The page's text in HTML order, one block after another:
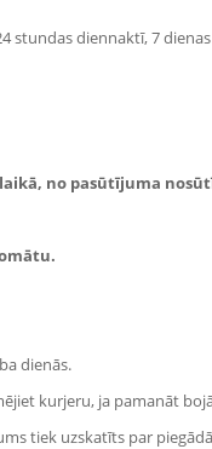
stundas diennaktī, 7
no pasūtījuma
dienās.
kurjeru, ja pamanāt
tiek uzskatīts par